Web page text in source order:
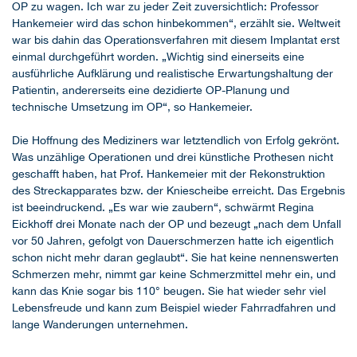
OP zu wagen. Ich war zu jeder Zeit zuversichtlich: Professor
Hankemeier wird das schon hinbekommen“, erzählt sie. Weltweit
war bis dahin das Operationsverfahren mit diesem Implantat erst
einmal durchgeführt worden. „Wichtig sind einerseits eine
ausführliche Aufklärung und realistische Erwartungshaltung der
Patientin, andererseits eine dezidierte OP-Planung und
technische Umsetzung im OP“, so Hankemeier.
Die Hoffnung des Mediziners war letztendlich von Erfolg gekrönt.
Was unzählige Operationen und drei künstliche Prothesen nicht
geschafft haben, hat Prof. Hankemeier mit der Rekonstruktion
des Streckapparates bzw. der Kniescheibe erreicht. Das Ergebnis
ist beeindruckend. „Es war wie zaubern“, schwärmt Regina
Eickhoff drei Monate nach der OP und bezeugt „nach dem Unfall
vor 50 Jahren, gefolgt von Dauerschmerzen hatte ich eigentlich
schon nicht mehr daran geglaubt“. Sie hat keine nennenswerten
Schmerzen mehr, nimmt gar keine Schmerzmittel mehr ein, und
kann das Knie sogar bis 110° beugen. Sie hat wieder sehr viel
Lebensfreude und kann zum Beispiel wieder Fahrradfahren und
lange Wanderungen unternehmen.